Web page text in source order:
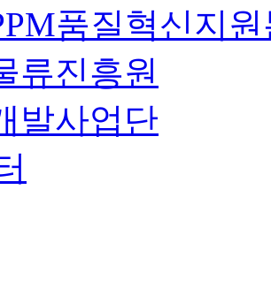
품질혁신지
류진흥원
발사업단